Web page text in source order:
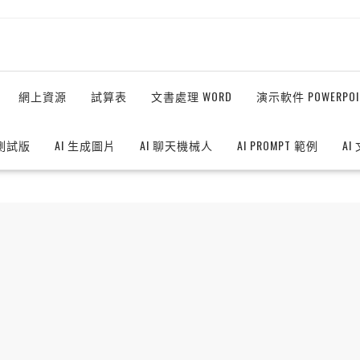
網上資源 試算表 文書處理 WORD 演示軟件
試版 AI 生成圖片 AI 聊天機械人 AI PROMPT 範例 AI